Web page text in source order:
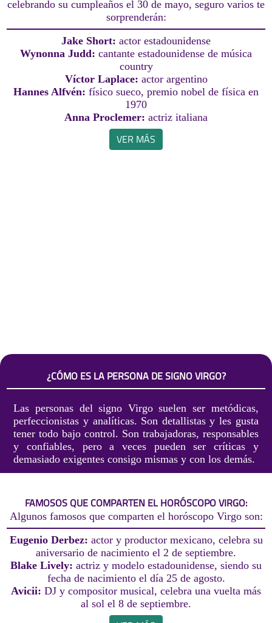
celebrando su cumpleaños el 30 de mayo, seguro varios te
sorprenderán:
Jake Short: actor estadounidense
Wynonna Judd: cantante estadounidense de música
country
Víctor Laplace: actor argentino
Hannes Alfvén: físico sueco, premio nobel de física en
1970
Anna Proclemer: actriz italiana
VER MÁS
¿CÓMO ES LA PERSONA DE SIGNO VIRGO?
Las personas del signo Virgo suelen ser metódicas,
perfeccionistas y analíticas. Son detallistas y les gusta
tener todo bajo control. Son trabajadoras, responsables
y confiables, pero a veces pueden ser críticas y
demasiado exigentes consigo mismas y con los demás.
FAMOSOS QUE COMPARTEN EL HORÓSCOPO VIRGO:
Algunos famosos que comparten el horóscopo Virgo son:
Eugenio Derbez: actor y productor mexicano, celebra su
aniversario de nacimiento el 2 de septiembre.
Blake Lively: actriz y modelo estadounidense, siendo su
fecha de nacimiento el día 25 de agosto.
Avicii: DJ y compositor musical, celebra una vuelta más
al sol el 8 de septiembre.